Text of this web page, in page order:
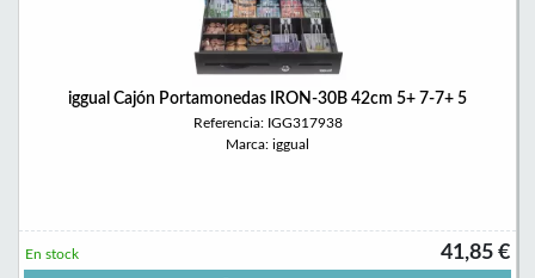
iggual Cajón Portamonedas IRON-30B 42cm 5+ 7-7+ 5
Referencia: IGG317938
Marca: iggual
41,85 €
En stock